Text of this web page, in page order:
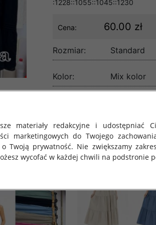
:1228::1055::1045::1230
Cena: 60.00 zł
Rozmiar: Standard
Kolor: Mix kolor
materiały redakcyjne i udostępniać
marketingowych do Twojego
Twoją prywatność. Nie zwiększamy
wycofać w każdej chwili na podstronie
Parlamentu Europejskiego i Rady
w związku z przetwarzaniem danych
dyrektywy 95/46/WE (określane
Danych"). W związku z tym
na jakich odbywa się to po dniu 25